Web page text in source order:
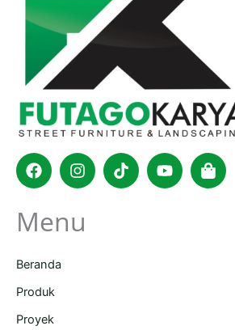
FacebookInstagram
TiktokYoutube
bag
Menu
Beranda
Produk
Proyek